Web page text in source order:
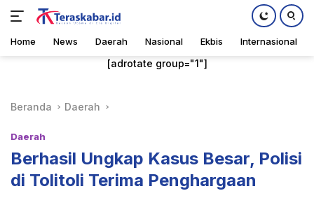
Home News Daerah Nasional Ekbis Internasional
[adrotate group="1"]
Beranda Daerah
Daerah
Berhasil Ungkap Kasus Besar, Polisi
di Tolitoli Terima Penghargaan